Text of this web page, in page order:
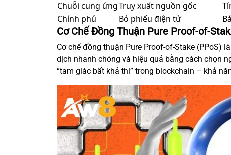
Chuỗi cung ứngTruy xuất nguồn gốc
Chính phủ
Bỏ phiếu điện tử
Cơ Chế Đồng Thuận Pure Proof-of-
Cơ chế đồng thuận Pure Proof-of-Stake (PPoS)
dịch nhanh chóng và hiệu quả bằng cách chọn
“tam giác bất khả thi” trong blockchain – khả